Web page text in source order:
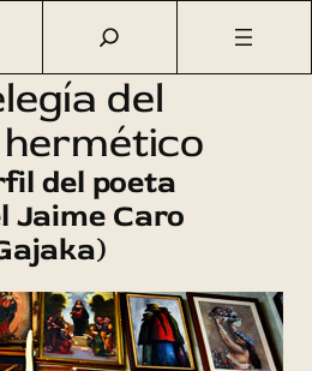
Cine/
La elegía del poeta
del
del poeta
Jaime Caro